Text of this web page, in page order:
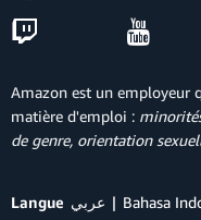
Amazon est un employeur
matière d'emploi :
de genre, orientation
Langue عربي Bahasa